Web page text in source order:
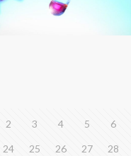
2 3 4 5 6
24 25 26 27 28